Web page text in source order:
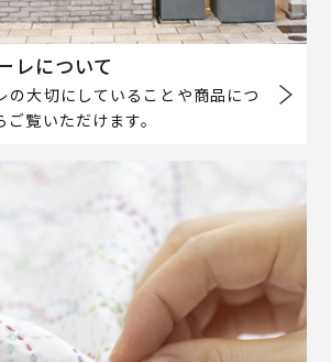
レについて
の大切にしていることや商品につ
覧いただけます。